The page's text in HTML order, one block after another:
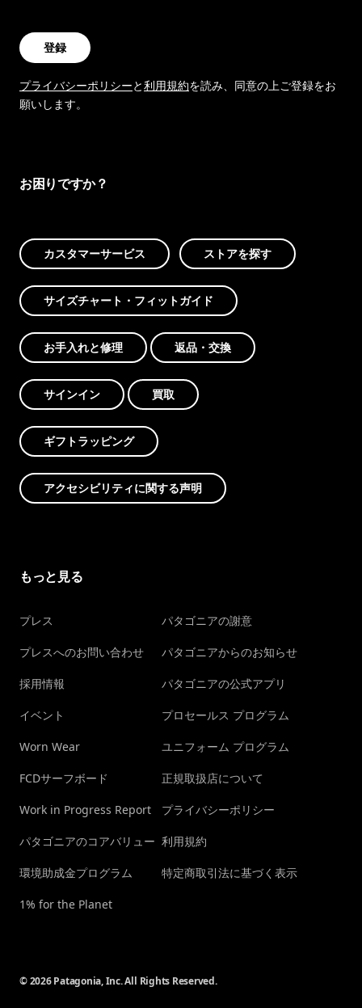
登録
プライバシーポリシーと利用規約を読み、同意の上ご登録をお
願いします。
お困りですか？
カスタマーサービス ストアを探す
サイズチャート・フィットガイド
お手入れと修理 返品・交換
サインイン 買取
ギフトラッピング
アクセシビリティに関する声明
もっと見る
プレス
プレスへのお問い合わせ
採用情報
イベント
Worn Wear
FCDサーフボード
Work in Progress Report
パタゴニアのコアバリュー
環境助成金プログラム
1% for the Planet
パタゴニアの謝意
パタゴニアからのお知らせ
パタゴニアの公式アプリ
プロセールス プログラム
ユニフォーム プログラム
正規取扱店について
プライバシーポリシー
利用規約
特定商取引法に基づく表示
© 2026 Patagonia, Inc. All Rights Reserved.